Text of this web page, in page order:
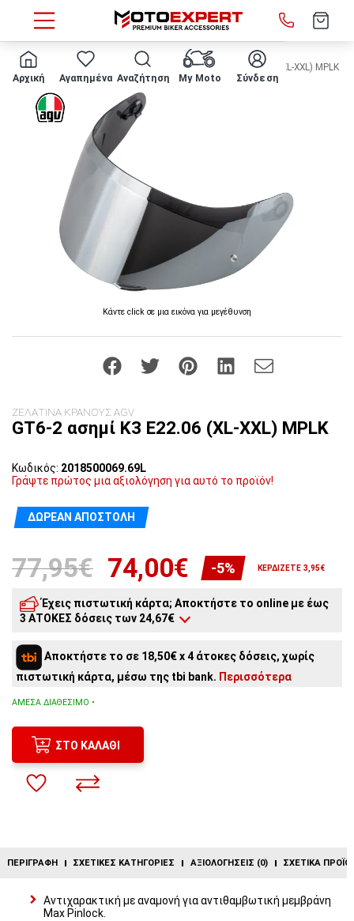
Αρχική Αγαπημένα Αναζήτηση My Moto Σύνδεση
HOME ΖΕΛΑΤΙΝΑ ΚΡΑΝΟΥΣ AGV - GT6-2 ασημί K3 E22.06 (XL-XXL) MPLK
Κάντε click σε μια εικόνα για μεγέθυνση
ΖΕΛΑΤΙΝΑ ΚΡΑΝΟΥΣ AGV
GT6-2 ασημί K3 E22.06 (XL-XXL) MPLK
Κωδικός: 2018500069.69L
Γράψτε πρώτος μια αξιολόγηση για αυτό το προϊόν!
ΔΩΡΕΆΝ ΑΠΟΣΤΟΛΉ
77,95€ 74,00€ -5% ΚΕΡΔΊΖΕΤΕ 3,95€
Έχεις πιστωτική κάρτα; Αποκτήστε το online με έως
3 ΑΤΟΚΕΣ δόσεις των 24,67€
2άτοκες δόσεις: 37,00€/ μήνα
Αποκτήστε το σε 18,50€ x 4 άτοκες δόσεις, χωρίς
πιστωτική κάρτα, μέσω της tbi bank. Περισσότερα
ΆΜΕΣΑ ΔΙΑΘΈΣΙΜΟ •
ΣΤΟ ΚΑΛΆΘΙ
ΠΕΡΙΓΡΑΦΉ ΣΧΕΤΙΚΈΣ ΚΑΤΗΓΟΡΊΕΣ ΑΞΙΟΛΟΓΉΣΕΙΣ (0) ΣΧΕΤΙΚΆ
Αντιχαρακτική με αναμονή για αντιθαμβωτική μεμβράνη
Max Pinlock.